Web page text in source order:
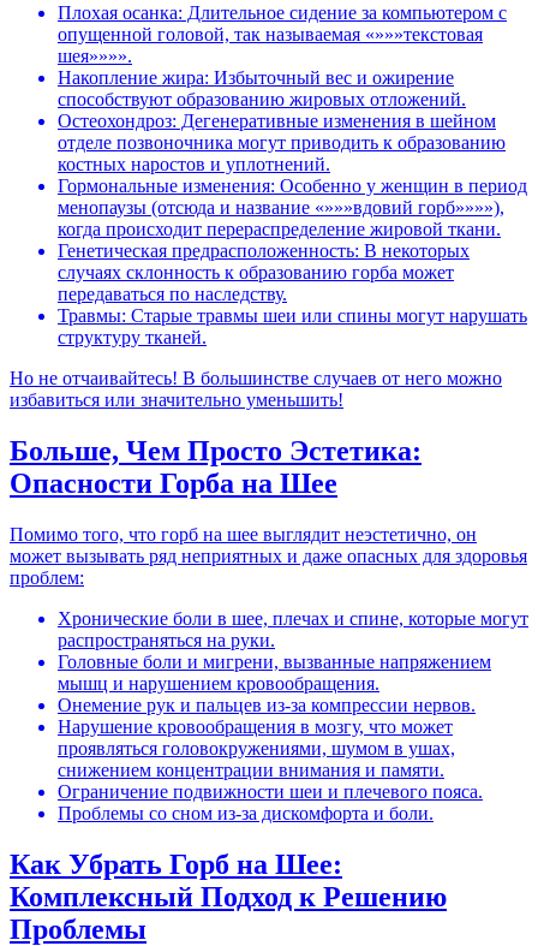
Плохая осанка: Длительное сидение за компьютером с
опущенной головой, так называемая «»»»текстовая
шея»»»».
Накопление жира: Избыточный вес и ожирение
способствуют образованию жировых отложений.
Остеохондроз: Дегенеративные изменения в шейном
отделе позвоночника могут приводить к образованию
костных наростов и уплотнений.
Гормональные изменения: Особенно у женщин в период
менопаузы (отсюда и название «»»»вдовий горб»»»»),
когда происходит перераспределение жировой ткани.
Генетическая предрасположенность: В некоторых
случаях склонность к образованию горба может
передаваться по наследству.
Травмы: Старые травмы шеи или спины могут нарушать
структуру тканей.
Но не отчаивайтесь! В большинстве случаев от него можно
избавиться или значительно уменьшить!
Больше, Чем Просто Эстетика:
Опасности Горба на Шее
Помимо того, что горб на шее выглядит неэстетично, он
может вызывать ряд неприятных и даже опасных для здоровья
проблем:
Хронические боли в шее, плечах и спине, которые могут
распространяться на руки.
Головные боли и мигрени, вызванные напряжением
мышц и нарушением кровообращения.
Онемение рук и пальцев из-за компрессии нервов.
Нарушение кровообращения в мозгу, что может
проявляться головокружениями, шумом в ушах,
снижением концентрации внимания и памяти.
Ограничение подвижности шеи и плечевого пояса.
Проблемы со сном из-за дискомфорта и боли.
Как Убрать Горб на Шее:
Комплексный Подход к Решению
Проблемы